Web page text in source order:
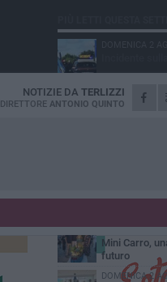
NOTIZIE DA TERLIZZI
DIRETTORE ANTONIO QUINTO
GIOVEDÌ 6
A Terlizzi
Festa
MARTEDÌ 4
Mini Carro,
futuro
DOMENICA 2